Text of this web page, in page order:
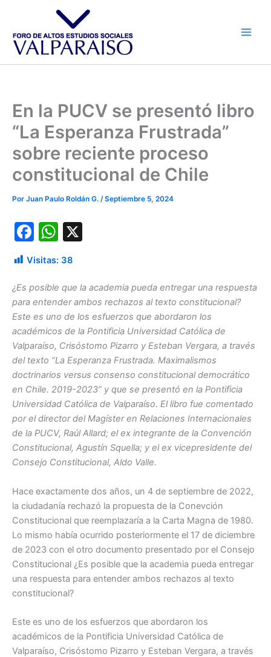
contenido
En la PUCV se presentó libro
“La Esperanza Frustrada”
sobre reciente proceso
constitucional de Chile
Por Juan Paulo Roldán G. /Septiembre 5, 2024
F
a
c
e
b
o
o
k
W
h
at
s
A
p
p
Visitas: 38
¿Es posible que la academia pueda entregar una respuesta
para entender ambos rechazos al texto constitucional?
Este es uno de los esfuerzos que abordaron los
académicos de la Pontificia Universidad Católica de
Valparaíso, Crisóstomo Pizarro y Esteban Vergara, a través
del texto “La Esperanza Frustrada. Maximalismos
doctrinarios versus consenso constitucional democrático
en Chile. 2019-2023” y que se presentó en la Pontificia
Universidad Católica de Valparaíso. El libro fue comentado
por el director del Magíster en Relaciones Internacionales
de la PUCV, Raúl Allard; el ex integrante de la Convención
Constitucional, Agustín Squella; y el ex vicepresidente del
Consejo Constitucional, Aldo Valle.
Hace exactamente dos años, un 4 de septiembre de 2022,
la ciudadanía rechazó la propuesta de la Conevción
Constitucional que reemplazaría a la Carta Magna de 1980.
Lo mismo había ocurrido posteriormente el 17 de diciembre
de 2023 con el otro documento presentado por el Consejo
Constitucional ¿Es posible que la academia pueda entregar
una respuesta para entender ambos rechazos al texto
constitucional?
Este es uno de los esfuerzos que abordaron los
académicos de la Pontificia Universidad Católica de
Valparaíso, Crisóstomo Pizarro y Esteban Vergara, a través